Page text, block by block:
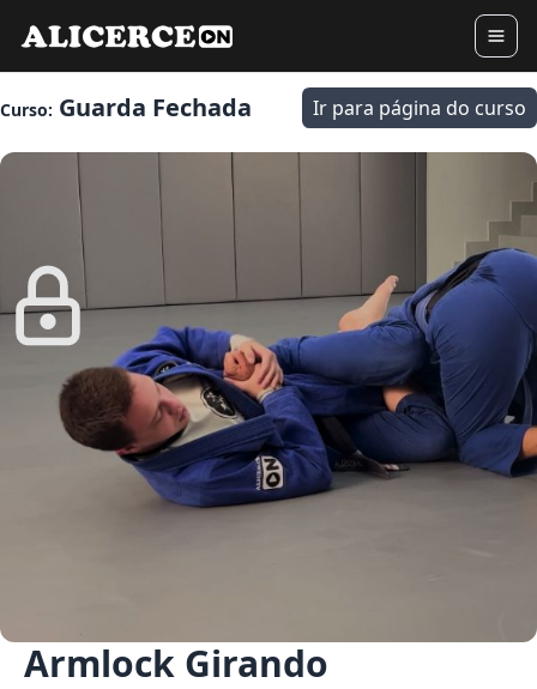
Curso: Guarda Fechada Ir para página do curso
Armlock Girando